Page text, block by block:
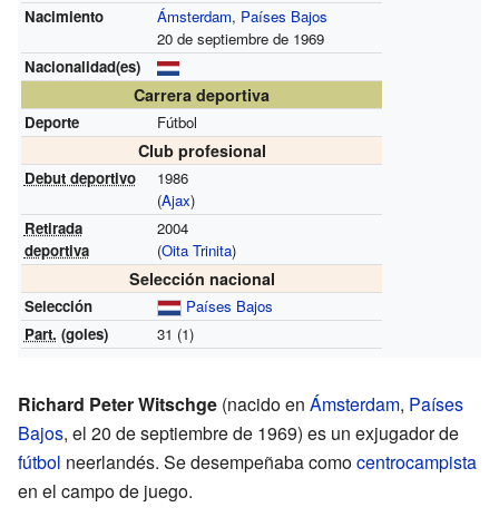
Nacimiento
Ámsterdam, Países Bajos
20 de septiembre de 1969
Nacionalidad(es)
Carrera deportiva
Deporte Fútbol
Club profesional
Debut deportivo
1986
(Ajax)
Retirada
deportiva
2004
(Oita Trinita)
Selección nacional
Selección
Países Bajos
Part. (goles) 31 (1)
Richard Peter Witschge (nacido en Ámsterdam, Países
Bajos, el 20 de septiembre de 1969) es un exjugador de
fútbol neerlandés. Se desempeñaba comocentrocampista
en el campo de juego.